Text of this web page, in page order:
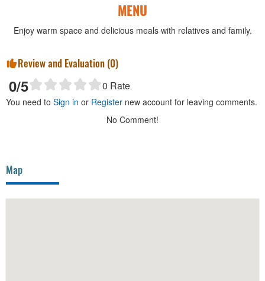
MENU
Enjoy warm space and delicious meals with relatives and family.
Review and Evaluation (0)
0/5 0 Rate
You need to Sign in or Register new account for leaving comments.
No Comment!
Map